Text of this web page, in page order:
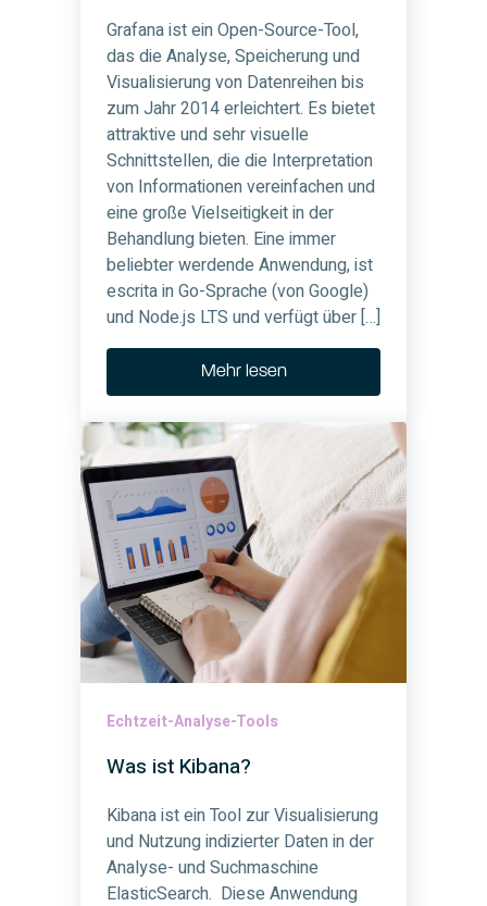
Grafana ist ein Open-Source-Tool,
das die Analyse, Speicherung und
Visualisierung von Datenreihen bis
zum Jahr 2014 erleichtert. Es bietet
attraktive und sehr visuelle
Schnittstellen, die die Interpretation
von Informationen vereinfachen und
eine große Vielseitigkeit in der
Behandlung bieten. Eine immer
beliebter werdende Anwendung, ist
escrita in Go-Sprache (von Google)
und Node.js LTS und verfügt über […]
Mehr lesen
Echtzeit-Analyse-Tools
Was ist Kibana?
Kibana ist ein Tool zur Visualisierung
und Nutzung indizierter Daten in der
Analyse- und Suchmaschine
ElasticSearch. Diese Anwendung